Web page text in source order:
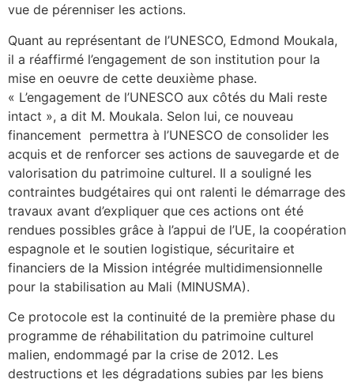
vue de pérenniser les actions.
Quant au représentant de l’UNESCO, Edmond Moukala,
il a réaffirmé l’engagement de son institution pour la
mise en oeuvre de cette deuxième phase.
« L’engagement de l’UNESCO aux côtés du Mali reste
intact », a dit M. Moukala. Selon lui, ce nouveau
financement permettra à l’UNESCO de consolider les
acquis et de renforcer ses actions de sauvegarde et de
valorisation du patrimoine culturel. Il a souligné les
contraintes budgétaires qui ont ralenti le démarrage des
travaux avant d’expliquer que ces actions ont été
rendues possibles grâce à l’appui de l’UE, la coopération
espagnole et le soutien logistique, sécuritaire et
financiers de la Mission intégrée multidimensionnelle
pour la stabilisation au Mali (MINUSMA).
Ce protocole est la continuité de la première phase du
programme de réhabilitation du patrimoine culturel
malien, endommagé par la crise de 2012. Les
destructions et les dégradations subies par les biens